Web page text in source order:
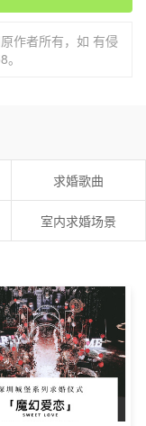
will know
。
several love
and to love.All
着年龄的增长，终
，还是会嫌不够。
作者所有，如 有侵
求婚歌曲
室内求婚场景